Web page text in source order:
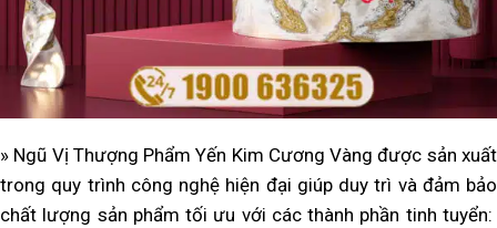
» Ngũ Vị Thượng Phẩm Yến Kim Cương Vàng được sản xuất
trong quy trình công nghệ hiện đại giúp duy trì và đảm bảo
chất lượng sản phẩm tối ưu với các thành phần tinh tuyển: